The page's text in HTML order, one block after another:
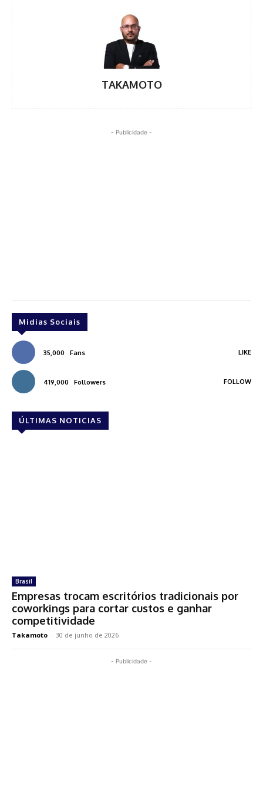
TAKAMOTO
- Publicidade -
Midias Sociais
35,000 Fans LIKE
419,000 Followers FOLLOW
ÚLTIMAS NOTICIAS
Brasil
Empresas trocam escritórios tradicionais por
coworkings para cortar custos e ganhar
competitividade
Takamoto - 30 de junho de 2026
- Publicidade -